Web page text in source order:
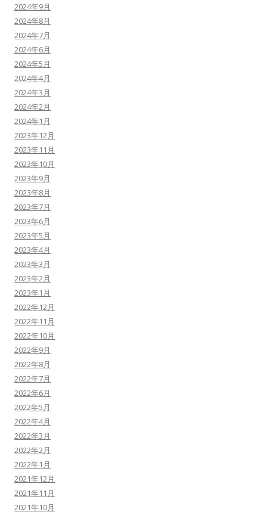
2024年9月
2024年8月
2024年7月
2024年6月
2024年5月
2024年4月
2024年3月
2024年2月
2024年1月
2023年12月
2023年11月
2023年10月
2023年9月
2023年8月
2023年7月
2023年6月
2023年5月
2023年4月
2023年3月
2023年2月
2023年1月
2022年12月
2022年11月
2022年10月
2022年9月
2022年8月
2022年7月
2022年6月
2022年5月
2022年4月
2022年3月
2022年2月
2022年1月
2021年12月
2021年11月
2021年10月